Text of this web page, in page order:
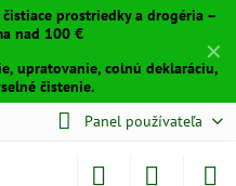
✕
prostriedky a drogéria –
nad 100 €
upratovanie, colnú deklaráciu,
čistenie.
Panel používateľa